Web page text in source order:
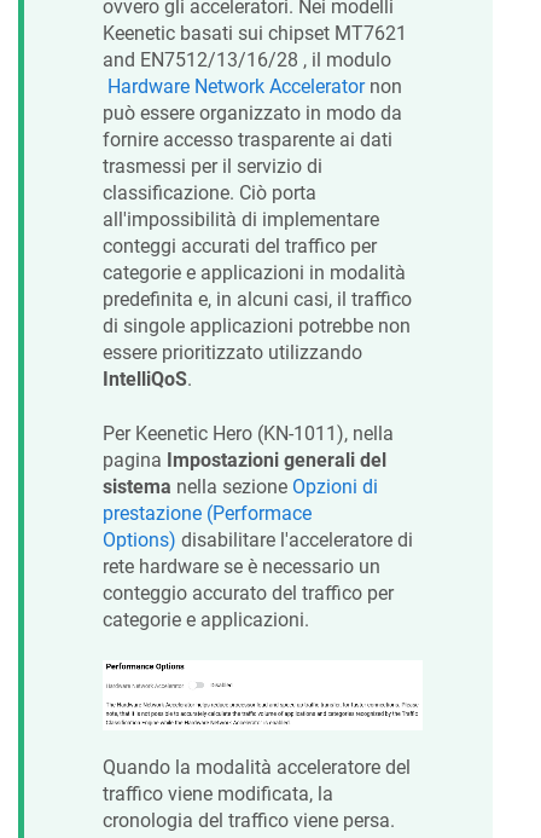
ovvero gli acceleratori. Nei modelli
Keenetic basati sui chipset MT7621
and EN7512/13/16/28 , il modulo
Hardware Network Acceleratornon
può essere organizzato in modo da
fornire accesso trasparente ai dati
trasmessi per il servizio di
classificazione. Ciò porta
all'impossibilità di implementare
conteggi accurati del traffico per
categorie e applicazioni in modalità
predefinita e, in alcuni casi, il traffico
di singole applicazioni potrebbe non
essere prioritizzato utilizzando
IntelliQoS.
Per Keenetic Hero (KN-1011), nella
pagina Impostazioni generali del
sistema nella sezione Opzioni di
prestazione (Performace
Options) disabilitare l'acceleratore di
rete hardware se è necessario un
conteggio accurato del traffico per
categorie e applicazioni.
Quando la modalità acceleratore del
traffico viene modificata, la
cronologia del traffico viene persa.